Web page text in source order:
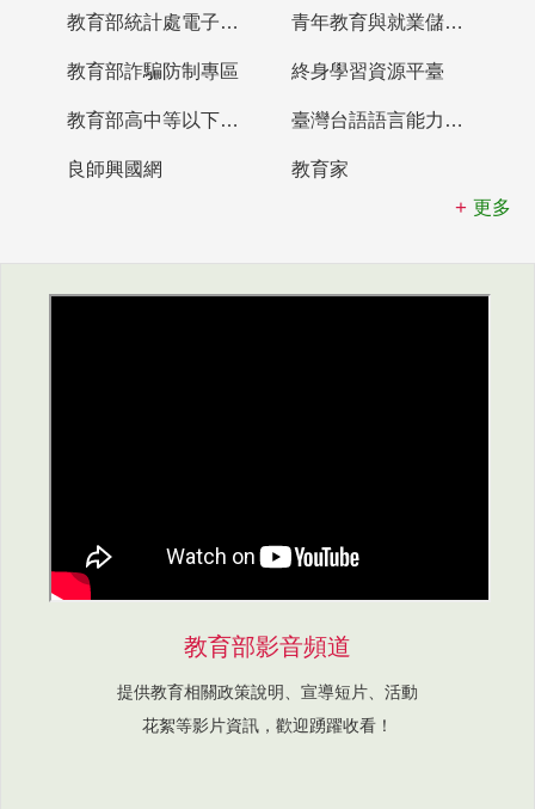
教育部統計處電子書櫃 青年教育與就業儲蓄帳戶
教育部詐騙防制專區 終身學習資源平臺
教育部高中等以下學校及幼兒園教師資格檢定考試 臺灣台語語言能力認證網站
良師興國網
教育家
更多
教育部影音頻道
提供教育相關政策說明、宣導短片、活動
花絮等影片資訊，歡迎踴躍收看！